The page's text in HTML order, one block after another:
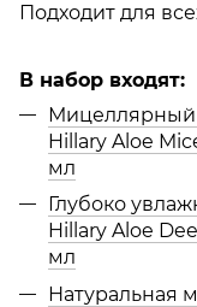
Подходит для
В набор входят:
Hillary Aloe
мл
Глубоко
Hillary Aloe
мл
Натуральная